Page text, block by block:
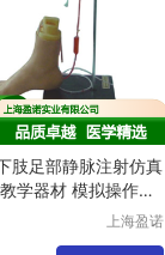
肢足部静脉注射仿真
学器材 模拟操作训
上海盈诺